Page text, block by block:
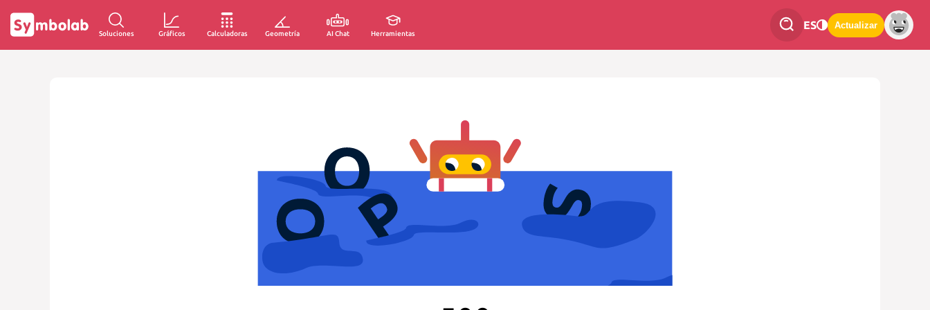
Soluciones Gráficos Calculadoras Geometría AI Chat Herramientas
ES Actualizar